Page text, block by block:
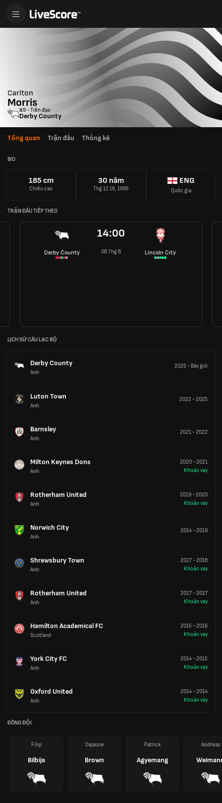
Carlton
Morris
#9 - Tiền đạo
Derby County
Tổng quan Trận đấu Thống kê
BIO
185 cm
Chiều cao
30 năm
Thg 12 16, 1995
ENG
Quốc gia
TRẬN ĐẤU TIẾP THEO
Derby County
14:00
08 Thg 8 Lincoln City
LỊCH SỬ CÂU LẠC BỘ
Derby County
Anh
2025 - Bây giờ
Luton Town
Anh
2022-2025
Barnsley
Anh
2021-2022
Milton Keynes Dons
Anh
2020-2021
Khoản vay
Rotherham United
Anh
2019-2020
Khoản vay
Norwich City
Anh
2014-2019
Shrewsbury Town
Anh
2017-2018
Khoản vay
Rotherham United
Anh
2017-2017
Khoản vay
Hamilton Academical FC
Scotland
2015 -2016
Khoản vay
York City FC
Anh
2014-2015
Khoản vay
Oxford United
Anh
2014-2014
Khoản vay
ĐỒNG ĐỘI
Filip
Bilbija
Dajaune
Brown
Patrick
Agyemang
Andreas